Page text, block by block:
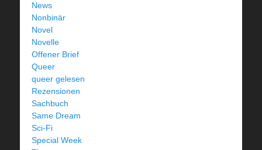
News
Nonbinär
Novel
Novelle
Offener Brief
Queer
queer gelesen
Rezensionen
Sachbuch
Same Dream
Sci-Fi
Special Week